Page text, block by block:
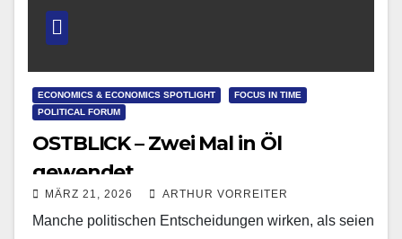
ECONOMICS & ECONOMICS SPOTLIGHT
FOCUS IN TIME
POLITICAL FORUM
OSTBLICK – Zwei Mal in Öl
gewendet
MÄRZ 21, 2026 ARTHUR VORREITER
Manche politischen Entscheidungen wirken, als seien